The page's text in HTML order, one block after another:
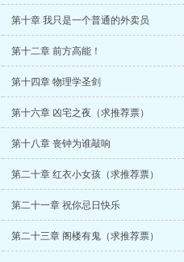
第十章 我只是一个普通的外卖员
第十二章 前方高能！
第十四章 物理学圣剑
第十六章 凶宅之夜（求推荐票）
第十八章 丧钟为谁敲响
第二十章 红衣小女孩（求推荐票）
第二十一章 祝你忌日快乐
第二十三章 阁楼有鬼（求推荐票）